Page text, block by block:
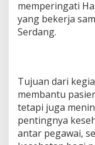
memperingati
yang bekerja
Serdang.
Tujuan dari
membantu
tetapi juga
pentingnya
antar pegawai,